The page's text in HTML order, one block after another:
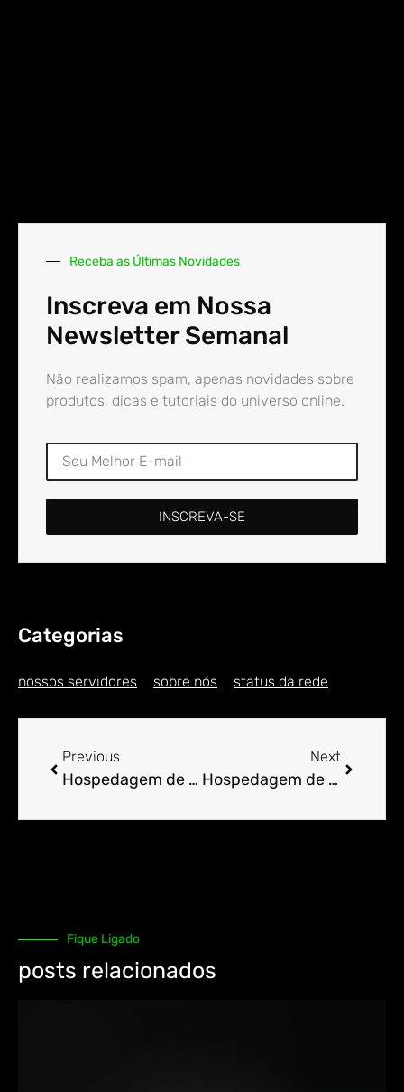
Receba as Últimas Novidades
Inscreva em Nossa
Newsletter Semanal
Não realizamos spam, apenas novidades sobre
produtos, dicas e tutoriais do universo online.
INSCREVA-SE
Categorias
nossos servidores sobre nós status da rede
Previous
Hospedagem de Sites para Engenheiro em Amapá do Maranhão
Next
Hospedagem de Sites para Engenheiro em Amaporã
Fique Ligado
posts relacionados